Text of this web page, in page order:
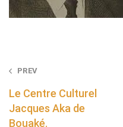
Post
navigation
PREV
Le Centre Culturel
Jacques Aka de
Bouaké.